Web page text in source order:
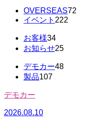
OVERSEAS72
イベント 222
お客様34
お知らせ25
デモカー48
製品107
デモカー
2026.08.10